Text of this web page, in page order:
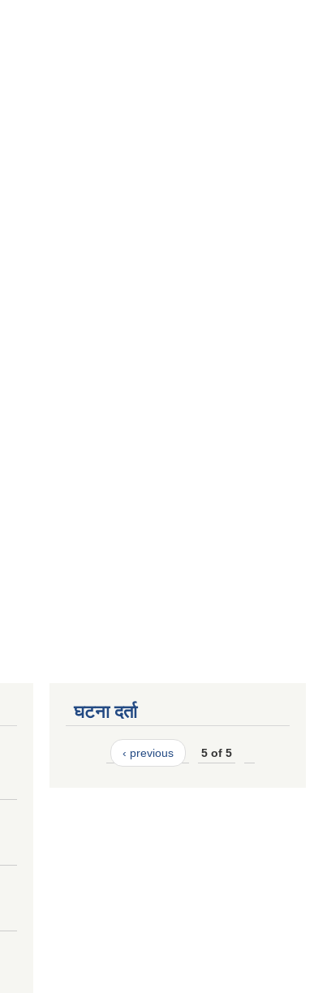
घटना दर्ता
‹ previous 5 of 5